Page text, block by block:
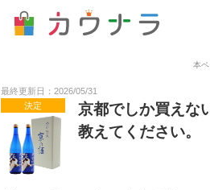
本
最終更新日：2026/05/31
決定
京都でしか買えな
教えてください。